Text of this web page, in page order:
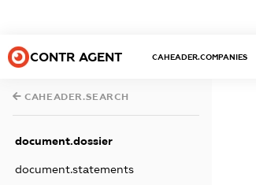
CONTR AGENT CAHEADER.COMPANIES
CAHEADER.SEARCH
document.dossier
document.statements